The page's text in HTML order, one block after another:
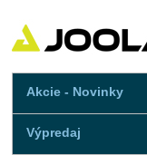
Akcie - Novinky
Výpredaj